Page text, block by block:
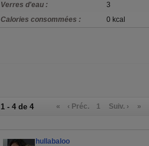
Verres d'eau :
3
Calories consommées :
0 kcal
1 - 4 de 4 « ‹ Préc. 1 Suiv. › »
hullabaloo